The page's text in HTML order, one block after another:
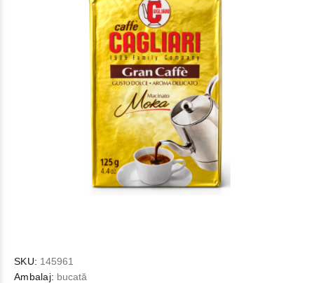
SKU: 145961
Ambalaj: bucată